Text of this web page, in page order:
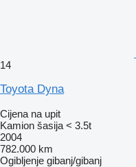
14
Toyota Dyna
Cijena na upit
Kamion šasija < 3.5t
2004
782.000 km
Ogibljenje gibanj/gibanj